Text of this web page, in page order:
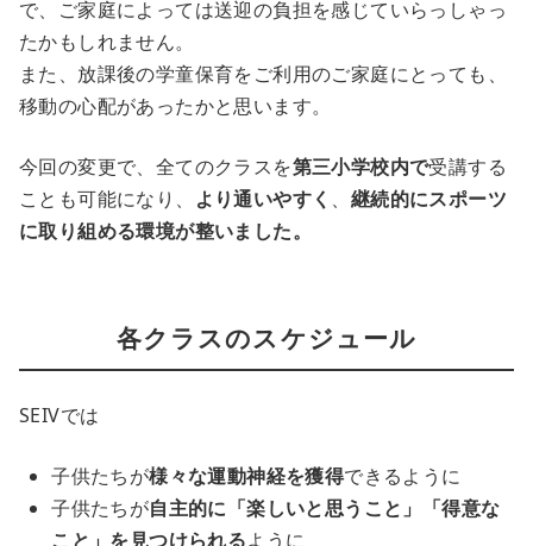
で、ご家庭によっては送迎の負担を感じていらっしゃっ
たかもしれません。
また、放課後の学童保育をご利用のご家庭にとっても、
移動の心配があったかと思います。
今回の変更で、全てのクラスを第三小学校内で受講する
ことも可能になり、
より通いやすく 、 継続的にスポーツ
に取り組める環境が整いました。
各クラスのスケジュール
SEIVでは
子供たちが様々な運動神経を獲得できるように
子供たちが自主的に「楽しいと思うこと」「得意な
こと」を見つけられるように